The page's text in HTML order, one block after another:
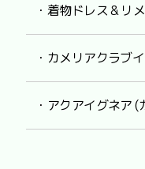
・着物ドレス & リ
・カメリアクラブ
・アクアイグネア